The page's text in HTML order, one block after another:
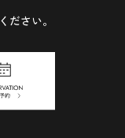
ださい。